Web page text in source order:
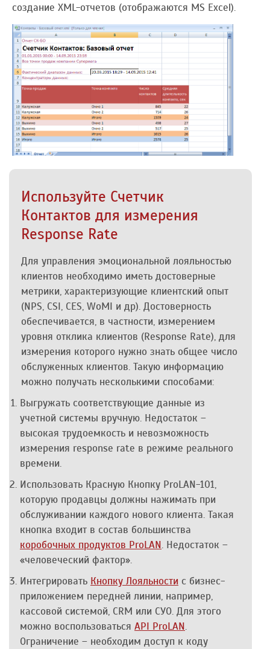
создание XML-отчетов (отображаются MS Excel).
Используйте Счетчик
Контактов для измерения
Response Rate
Для управления эмоциональной лояльностью
клиентов необходимо иметь достоверные
метрики, характеризующие клиентский опыт
(NPS, CSI, CES, WoMI и др). Достоверность
обеспечивается, в частности, измерением
уровня отклика клиентов (Response Rate), для
измерения которого нужно знать общее число
обслуженных клиентов. Такую информацию
можно получать несколькими способами:
Выгружать соответствующие данные из
учетной системы вручную. Недостаток –
высокая трудоемкость и невозможность
измерения response rate в режиме реального
времени.
Использовать Красную Кнопку ProLAN-101,
которую продавцы должны нажимать при
обслуживании каждого нового клиента. Такая
кнопка входит в состав большинства
коробочных продуктов ProLAN. Недостаток –
«человеческий фактор».
Интегрировать Кнопку Лояльности с бизнес-
приложением передней линии, например,
кассовой системой, CRM или СУО. Для этого
можно воспользоваться API ProLAN.
Ограничение – необходим доступ к коду